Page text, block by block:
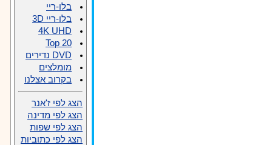
בלו-ריי
בלו-ריי 3D
4K UHD
Top 20
DVD נדירים
מומלצים
בקרוב אצלנו
הצג לפי ז'אנר
הצג לפי מדינה
הצג לפי שפות
הצג לפי כתוביות